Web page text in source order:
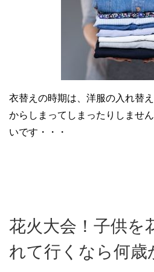
衣替えの時期は、洋服の入れ替
からしまってしまったりしませ
いです・・・
花火大会！子供を
れて行くなら何歳